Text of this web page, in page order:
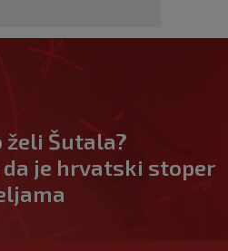
želi Šutala?
je hrvatski stoper